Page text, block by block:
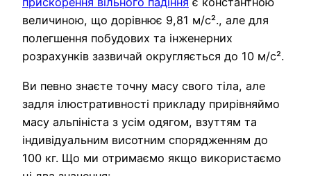
величиною, що дорівнює 9,81 м/с²., але для
полегшення побудових та інженерних
розрахунків зазвичай округляється до 10 м/с².
Ви певно знаєте точну масу свого тіла, але
задля ілюстративності прикладу прирівняймо
масу альпініста з усім одягом, взуттям та
індивідуальним висотним спорядженням до
100 кг. Що ми отримаємо якщо використаємо